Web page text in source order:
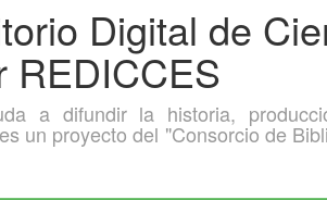
Digital de
REDICCES
a difundir la historia,
un proyecto del "Consorcio de